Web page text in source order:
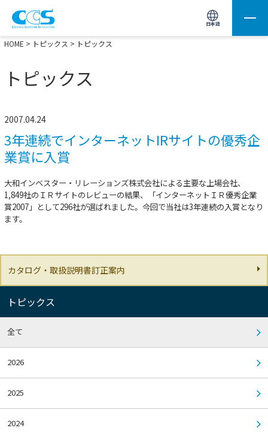
日本語
画像処理用の製品検索 サイト内検索(Enterで実行)
HOME > トピックス > トピックス
トピックス
2007.04.24
3年連続でインターネットIRサイトの優秀企
業賞に入賞
大和インベスター・リレーションズ株式会社による主要な上場会社、
1,849社のＩＲサイトのレビューの結果、「インターネットＩＲ優秀企業
賞2007」として296社が選ばれました。今回で当社は3年連続の入賞となり
ます。
カタログ・取扱説明書訂正案内
トピックス
全て
2026
2025
2024